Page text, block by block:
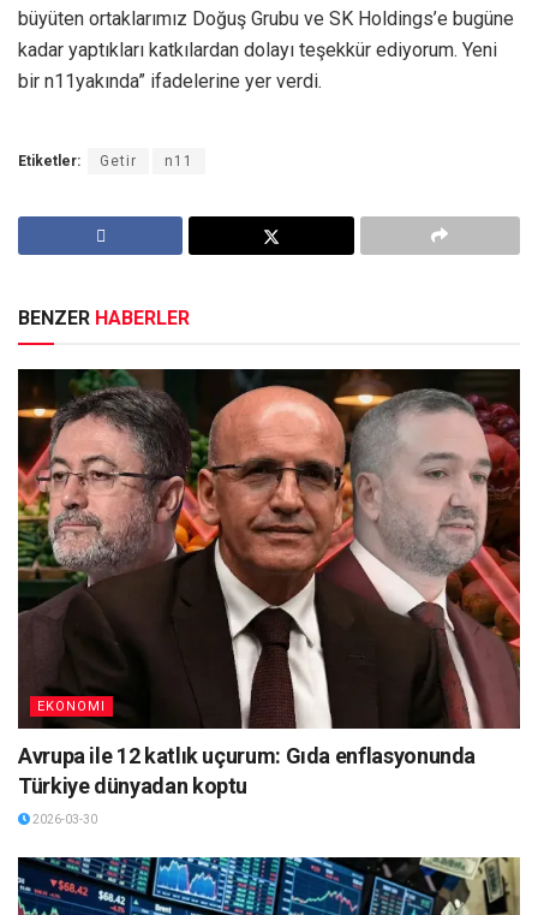
büyüten ortaklarımız Doğuş Grubu ve SK Holdings’e bugüne
kadar yaptıkları katkılardan dolayı teşekkür ediyorum. Yeni
bir n11yakında” ifadelerine yer verdi.
Etiketler: Getir n11
BENZER HABERLER
EKONOMI
Avrupa ile 12 katlık uçurum: Gıda enflasyonunda
Türkiye dünyadan koptu
2026-03-30